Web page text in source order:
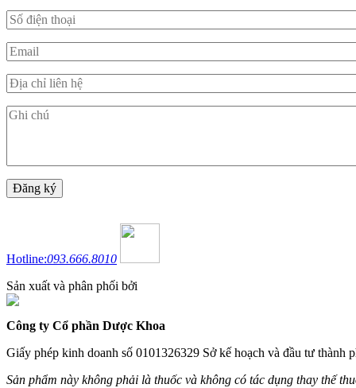
Hotline:093.666.8010
Sản xuất và phân phối bởi
Công ty Cổ phần Dược Khoa
Giấy phép kinh doanh số 0101326329 Sở kế hoạch và đầu tư thành
Sản phẩm này không phải là thuốc và không có tác dụng thay thế